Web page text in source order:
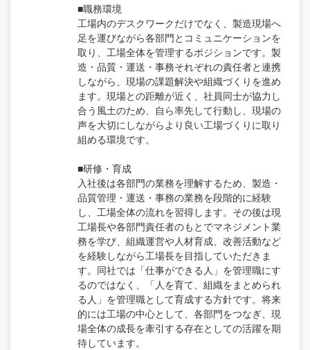
■職務環境
工場内のデスクワークだけでなく、製造現場へ
足を運びながら各部門とコミュニケーションを
取り、工場全体を管理するポジションです。製
造・品質・運送・事務それぞれの責任者と連携
しながら、現場の課題解決や組織づくりを進め
ます。現場との距離が近く、社員同士が協力し
合う風土のため、自ら率先して行動し、現場の
声を大切にしながらより良い工場づくりに取り
組める環境です。
■研修・育成
入社後は各部門の業務を理解するため、製造・
品質管理・運送・事務の業務を段階的に経験
し、工場全体の流れを習得します。その後は現
工場長や各部門責任者のもとでマネジメント業
務を学び、組織運営や人材育成、改善活動など
を経験しながら工場長を目指していただきま
す。同社では「仕事ができる人」を管理職にす
るのではなく、「人を育て、組織をまとめられ
る人」を管理職として育成する方針です。将来
的には工場の中心として、各部門をつなぎ、現
場全体の成長を牽引する存在としての活躍を期
待しています。